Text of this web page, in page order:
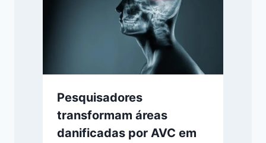
Pesquisadores
transformam áreas
danificadas por AVC em